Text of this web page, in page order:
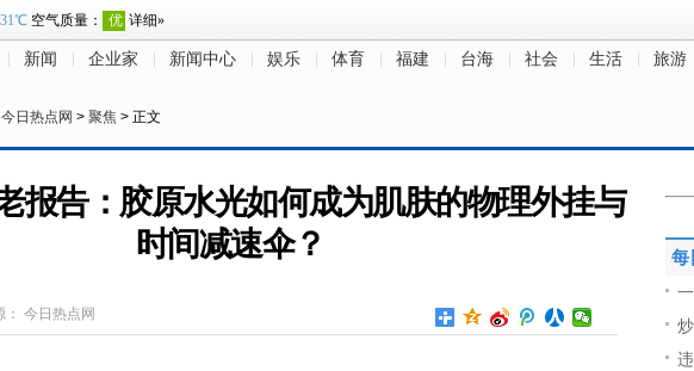
新闻 企业家 新闻中心 娱乐 体育 福建 台海 社会 生活 旅游
今日热点网 > 聚焦 > 正文
报告：胶原水光如何成为肌肤的物理外挂与
时间减速伞？
今日热点网
每